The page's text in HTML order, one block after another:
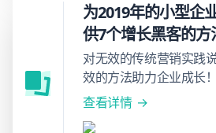
为2019年的小型企
供7个增长黑客的方
对无效的传统营销实践
效的方法助力企业成长！
查看详情